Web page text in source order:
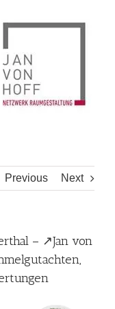
Previous Next
– ↗️Jan von